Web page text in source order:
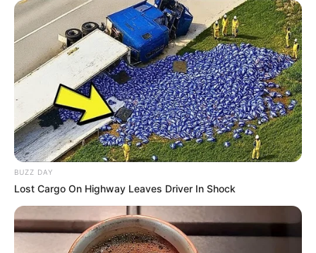
19:49 / 05 Avqust 2026 KRİMİNAL
Mingəçevirdə kanalda batan
yeniyetmənin axtarışları aparılır- VİDEO
142 0 0
BUZZ DAY
Lost Cargo On Highway Leaves Driver In Shock